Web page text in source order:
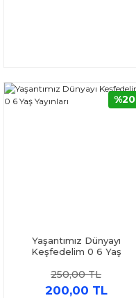
Yaşantımız Dünyayı
Keşfedelim 0 6 Yaş
250,00 TL
200,00 TL
%20